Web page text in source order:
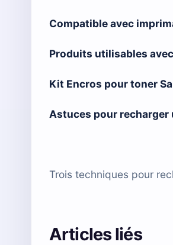
Compatible avec
Produits utilisables
Kit Encros pour toner
Astuces pour recharger
Trois techniques pour
Articles liés